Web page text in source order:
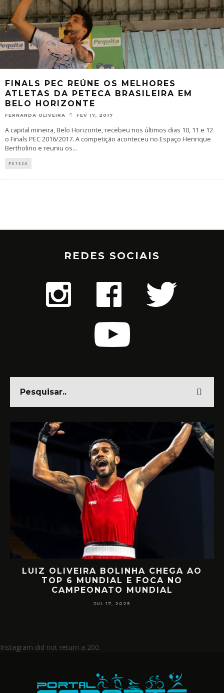
FINALS PEC REÚNE OS MELHORES
ATLETAS DA PETECA BRASILEIRA EM
BELO HORIZONTE
FERNANDA OLIVEIRA FEV 17, 2017
A capital mineira, Belo Horizonte, recebeu nos últimos dias 10, 11 e 12
o Finals PEC 2016/2017. A competição aconteceu no Espaço Henrique
Bertholino e reuniu os...
PETECA
REDES SOCIAIS
LUIZ OLIVEIRA BOLINHA CHEGA AO
TOP 6 MUNDIAL E FOCA NO
CAMPEONATO MUNDIAL
JUL 17, 2025
Instagram did not return a 200.